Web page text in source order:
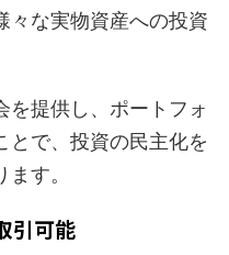
々な実物資産への投資
を提供し、ポートフォ
とで、投資の民主化を
す。
引可能